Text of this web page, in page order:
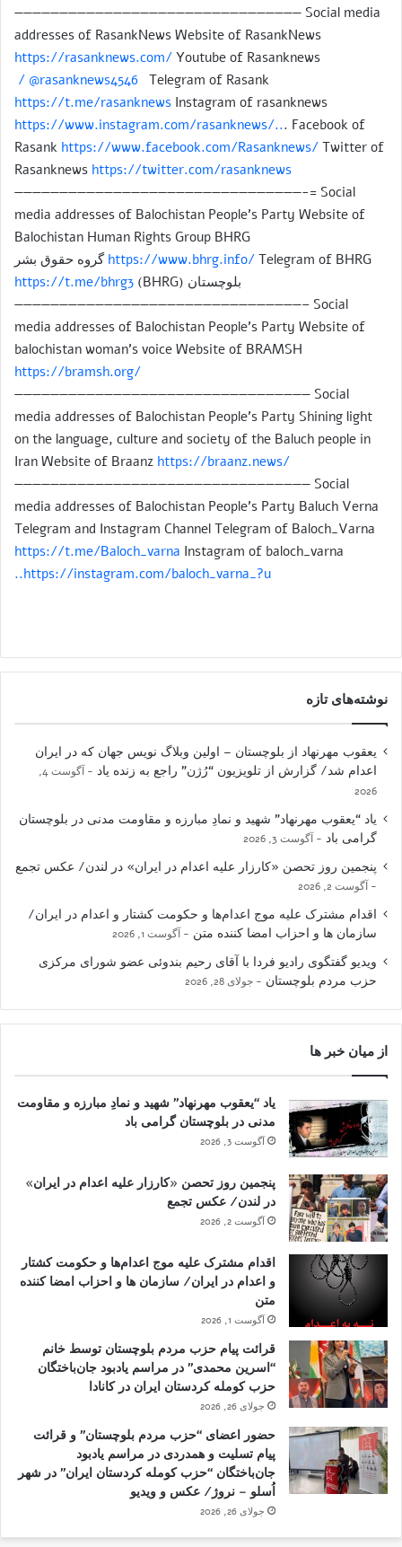
———————————————————————————————— Social media
addresses of RasankNews Website of RasankNews
https://rasanknews.com/ Youtube of Rasanknews
/ @rasanknews4546 Telegram of Rasank
https://t.me/rasanknews Instagram of rasanknews
https://www.instagram.com/rasanknews/... Facebook of
Rasank https://www.facebook.com/Rasanknews/ Twitter of
Rasanknews https://twitter.com/rasanknews
————————————————————————————————-= Social
media addresses of Balochistan People’s Party Website of
Balochistan Human Rights Group BHRG
https://www.bhrg.info/ Telegram of BHRG گروه حقوق بشر
بلوچستان (BHRG)
https://t.me/bhrg3
————————————————————————————————– Social
media addresses of Balochistan People’s Party Website of
balochistan woman’s voice Website of BRAMSH
https://bramsh.org/
————————————————————————————————— Social
media addresses of Balochistan People’s Party Shining light
on the language, culture and society of the Baluch people in
Iran Website of Braanz https://braanz.news/
————————————————————————————————— Social
media addresses of Balochistan People’s Party Baluch Verna
Telegram and Instagram Channel Telegram of Baloch_Varna
https://t.me/Baloch_varna Instagram of baloch_varna
https://instagram.com/baloch_varna_?u..
نوشته‌های تازه
یعقوب مهرنهاد از بلوچستان – اولین وبلاگ نویس جهان که در ایران
اعدام شد/ گزارش از تلویزیون “رُژن” راجع به زنده یاد
آگوست 4,
2026
یاد “یعقوب مهرنهاد” شهید و نمادِ مبارزه و مقاومت مدنی در بلوچستان
گرامی باد
آگوست 3, 2026
پنجمین روز تحصن «کارزار علیه اعدام در ایران» در لندن/ عکس تجمع
آگوست 2, 2026
اقدام مشترک علیه موج اعدام‌ها و حکومت کشتار و اعدام در ایران/
سازمان ها و احزاب امضا کننده متن
آگوست 1, 2026
ویدیو گفتگوی رادیو فردا با آقای رحیم بندوئی عضو شورای مرکزی
حزب مردم بلوچستان
جولای 28, 2026
از میان خبر ها
یاد “یعقوب مهرنهاد” شهید و نمادِ مبارزه و مقاومت
مدنی در بلوچستان گرامی باد
آگوست 3, 2026
پنجمین روز تحصن «کارزار علیه اعدام در ایران»
در لندن/ عکس تجمع
آگوست 2, 2026
اقدام مشترک علیه موج اعدام‌ها و حکومت کشتار
و اعدام در ایران/ سازمان ها و احزاب امضا کننده
متن
آگوست 1, 2026
قرائت پیام حزب مردم بلوچستان توسط خانم
“اسرین محمدی” در مراسم یادبود جان‌باختگان
حزب کومله کردستان ایران در کانادا
جولای 26, 2026
حضور اعضای “حزب مردم بلوچستان” و قرائت
پیام تسلیت و همدردی در مراسم یادبود
جان‌باختگان “حزب کومله کردستان ایران” در شهر
اُسلو – نروژ/ عکس و ویدیو
جولای 26, 2026